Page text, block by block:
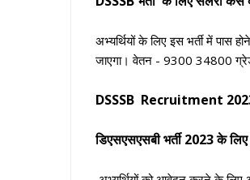
अभ्यर्थियों के लिए इस भर्ती में पास
जाएगा। वेतन - 9300 34800
DSSSB Recruitment
डिएसएसएसबी भर्ती2023 के लिए